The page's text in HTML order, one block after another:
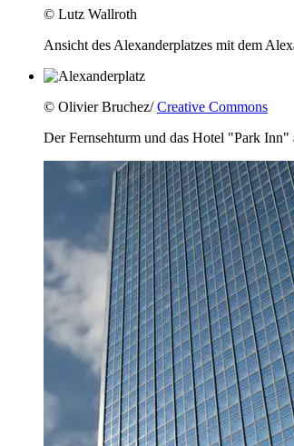
© Lutz Wallroth
Ansicht des Alexanderplatzes mit dem
© Olivier Bruchez/Creative Commons
Der Fernsehturm und das Hotel "Park Inn"